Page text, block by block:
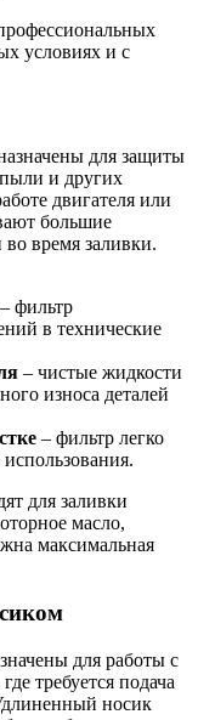
условиях и с
для защиты
и других
двигателя или
большие
время заливки.
– фильтр
в технические
– чистые жидкости
износа деталей
– фильтр легко
для заливки
масло,
максимальная
для работы с
требуется подача
носик